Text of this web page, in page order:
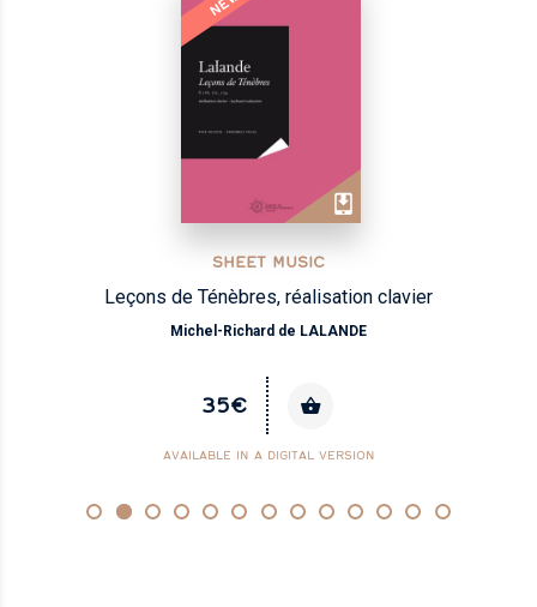
SHEET MUSIC
Leçons de Ténèbres, réalisation clavier
Michel-Richard de LALANDE
35€
AVAILABLE IN A DIGITAL VERSION